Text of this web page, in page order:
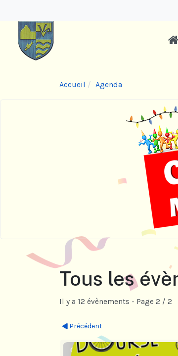
Accueil Agenda
Tous les
Il y a 12 évènements - Page 2 / 2
Précédent